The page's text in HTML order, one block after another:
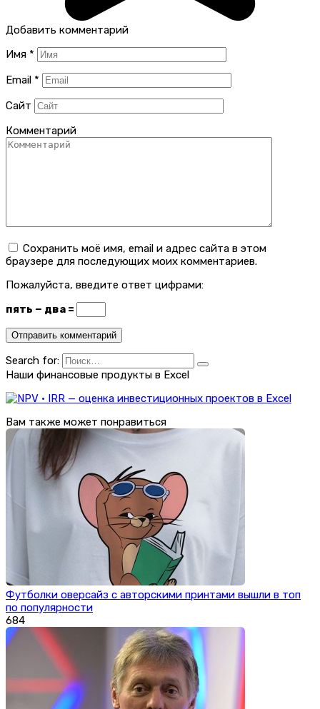
Добавить комментарий
Имя *
Email *
Сайт
Комментарий
Сохранить моё имя, email и адрес сайта в этом
браузере для последующих моих комментариев.
Пожалуйста, введите ответ цифрами:
пять − два =
Search for:
Наши финансовые продукты в Excel
Вам также может понравиться
Футболки оверсайз с авторскими принтами вышли в топ
по популярности
684